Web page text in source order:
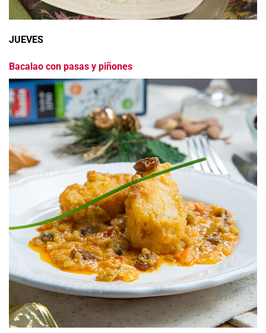
JUEVES
Bacalao con pasas y piñones